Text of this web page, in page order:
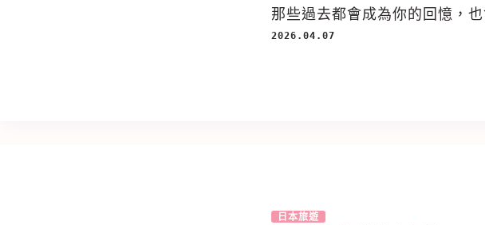
那些過去都會成為你的回憶，
2026.04.07
日本旅遊